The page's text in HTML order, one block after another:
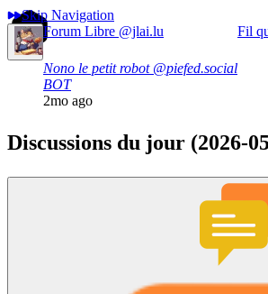
Skip Navigation
Forum Libre @jlai.lu
Nono le petit robot @piefed.social
BOT
2mo ago
Fil
Discussions du jour (2026-